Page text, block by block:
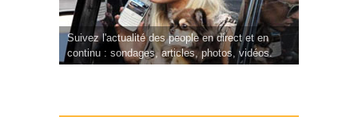
Suivez l'actualité des people en direct et en
continu : sondages, articles, photos, vidéos.